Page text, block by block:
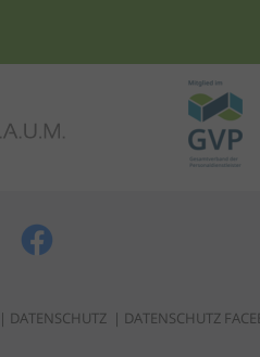
| DATENSCHUTZ | DATENSCHUTZ